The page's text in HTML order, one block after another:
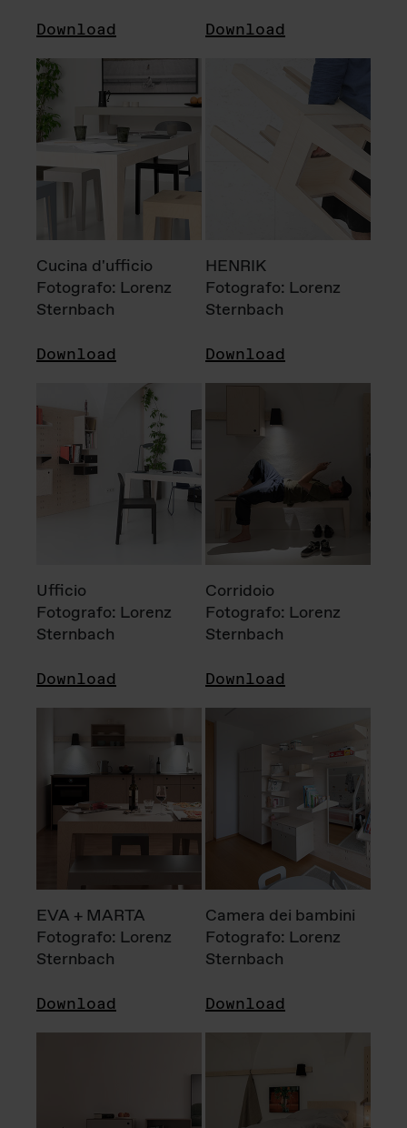
Download Download
Cucina d'ufficio
Fotografo: Lorenz
Sternbach
Download
HENRIK
Fotografo: Lorenz
Sternbach
Download
Ufficio
Fotografo: Lorenz
Sternbach
Download
Corridoio
Fotografo: Lorenz
Sternbach
Download
EVA + MARTA
Fotografo: Lorenz
Sternbach
Download
Camera dei bambini
Fotografo: Lorenz
Sternbach
Download